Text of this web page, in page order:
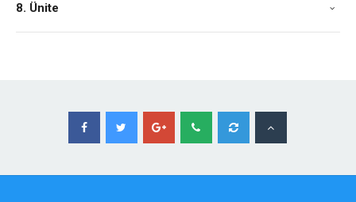
8. Ünite